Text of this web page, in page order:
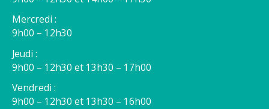
Mercredi :
9h00 – 12h30
Jeudi :
9h00 – 12h30 et 13h30 – 17h00
Vendredi :
9h00 – 12h30 et 13h30 – 16h00